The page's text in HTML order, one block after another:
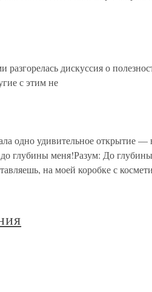
дискуссия о
с этим не
одно удивительное открытие —
глубины меня!Разум: До
на моей коробке с